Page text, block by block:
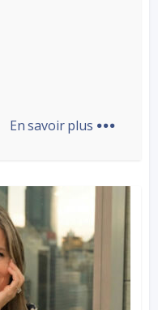
En savoir plus ...